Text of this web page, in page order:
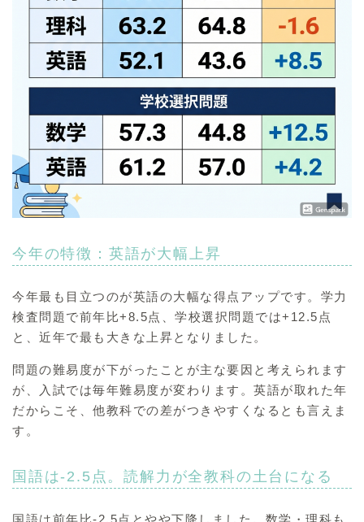
今年の特徴：英語が大幅上昇
今年最も目立つのが英語の大幅な得点アップです。学力
検査問題で前年比+8.5点、学校選択問題では+12.5点
と、近年で最も大きな上昇となりました。
問題の難易度が下がったことが主な要因と考えられます
が、入試では毎年難易度が変わります。英語が取れた年
だからこそ、他教科での差がつきやすくなるとも言えま
す。
国語は-2.5点。読解力が全教科の土台になる
国語は前年比-2.5点とやや下降しました。数学・理科も